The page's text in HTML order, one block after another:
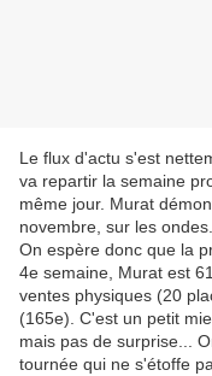
Le flux d'actu s'est
va repartir la semaine
même jour. Murat
novembre, sur les ondes.
On espère donc que la
4e semaine, Murat est
ventes physiques (20
(165e). C'est un petit
mais pas de surprise...
tournée qui ne s'étoffe